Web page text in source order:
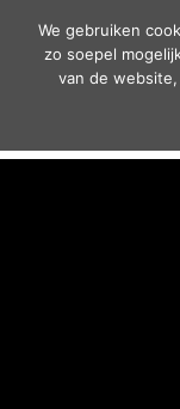
We gebruiken
zo soepel
van de